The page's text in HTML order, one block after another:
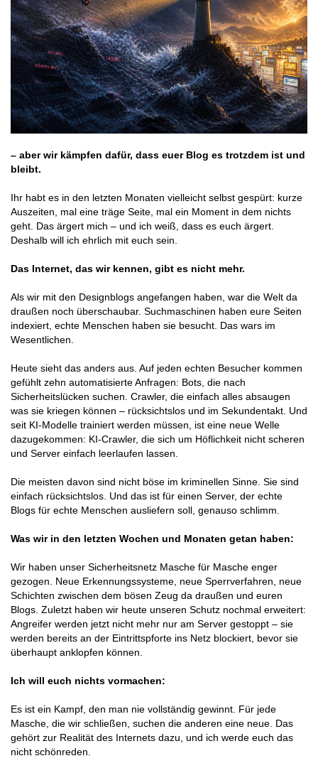
– aber wir kämpfen dafür, dass euer Blog es trotzdem ist und
bleibt.
Ihr habt es in den letzten Monaten vielleicht selbst gespürt: kurze
Auszeiten, mal eine träge Seite, mal ein Moment in dem nichts
geht. Das ärgert mich – und ich weiß, dass es euch ärgert.
Deshalb will ich ehrlich mit euch sein.
Das Internet, das wir kennen, gibt es nicht mehr.
Als wir mit den Designblogs angefangen haben, war die Welt da
draußen noch überschaubar. Suchmaschinen haben eure Seiten
indexiert, echte Menschen haben sie besucht. Das wars im
Wesentlichen.
Heute sieht das anders aus. Auf jeden echten Besucher kommen
gefühlt zehn automatisierte Anfragen: Bots, die nach
Sicherheitslücken suchen. Crawler, die einfach alles absaugen
was sie kriegen können – rücksichtslos und im Sekundentakt. Und
seit KI-Modelle trainiert werden müssen, ist eine neue Welle
dazugekommen: KI-Crawler, die sich um Höflichkeit nicht scheren
und Server einfach leerlaufen lassen.
Die meisten davon sind nicht böse im kriminellen Sinne. Sie sind
einfach rücksichtslos. Und das ist für einen Server, der echte
Blogs für echte Menschen ausliefern soll, genauso schlimm.
Was wir in den letzten Wochen und Monaten getan haben:
Wir haben unser Sicherheitsnetz Masche für Masche enger
gezogen. Neue Erkennungssysteme, neue Sperrverfahren, neue
Schichten zwischen dem bösen Zeug da draußen und euren
Blogs. Zuletzt haben wir heute unseren Schutz nochmal erweitert:
Angreifer werden jetzt nicht mehr nur am Server gestoppt – sie
werden bereits an der Eintrittspforte ins Netz blockiert, bevor sie
überhaupt anklopfen können.
Ich will euch nichts vormachen:
Es ist ein Kampf, den man nie vollständig gewinnt. Für jede
Masche, die wir schließen, suchen die anderen eine neue. Das
gehört zur Realität des Internets dazu, und ich werde euch das
nicht schönreden.